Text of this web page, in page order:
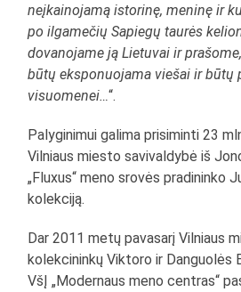
neįkainojamą istorinę, meninę ir
po ilgamečių Sapiegų taurės
dovanojame ją Lietuvai ir
būtų eksponuojama viešai ir būtų
visuomenei…“.
Palyginimui galima prisiminti 23
Vilniaus miesto savivaldybė iš
„Fluxus“ meno srovės pradininko
kolekciją.
Dar 2011 metų pavasarį Vilniaus
kolekcininkų Viktoro ir Danguolės
VšĮ „Modernaus meno centras“